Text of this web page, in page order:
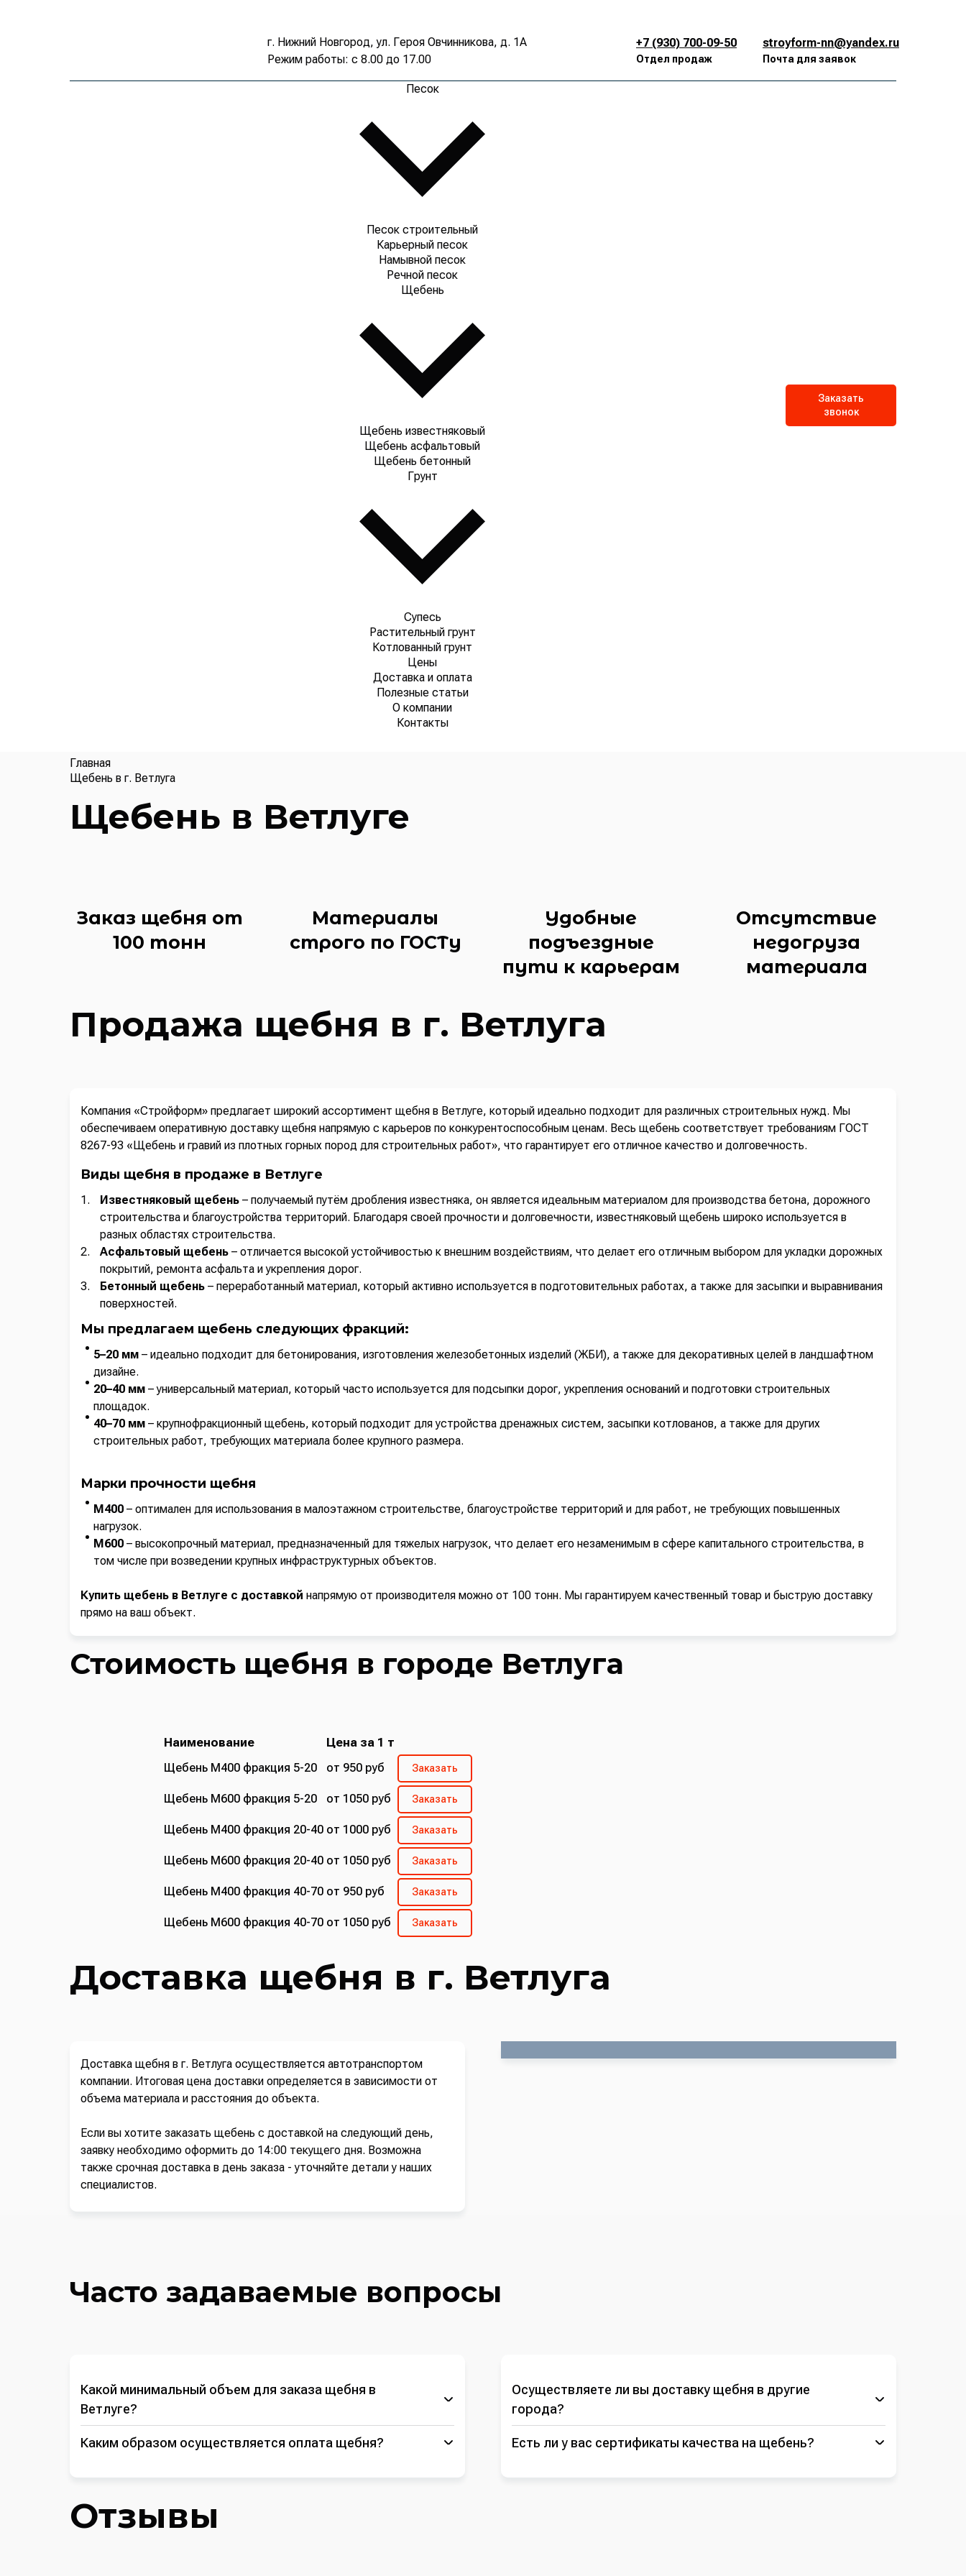
г. Нижний Новгород, ул. Героя Овчинникова, д. 1А
Режим работы: с 8.00 до 17.00
+7 (930) 700-09-50
Отдел продаж
stroyform-nn@yandex.ru
Почта для заявок
Песок
Песок строительный
Карьерный песок
Намывной песок
Речной песок
Щебень
Щебень известняковый
Щебень асфальтовый
Щебень бетонный
Грунт
Супесь
Растительный грунт
Котлованный грунт
Цены
Доставка и оплата
Полезные статьи
О компании
Контакты
Заказать
звонок
Главная
Щебень в г. Ветлуга
Щебень в Ветлуге
Заказ щебня от
100 тонн
Материалы
строго по ГОСТу
Удобные
подъездные
пути к карьерам
Отсутствие
недогруза
материала
Продажа щебня в г. Ветлуга
Компания «Стройформ» предлагает широкий ассортимент щебня в Ветлуге, который идеально подходит для различных строительных нужд. Мы
обеспечиваем оперативную доставку щебня напрямую с карьеров по конкурентоспособным ценам. Весь щебень соответствует требованиям ГОСТ
8267-93 «Щебень и гравий из плотных горных пород для строительных работ», что гарантирует его отличное качество и долговечность.
Виды щебня в продаже в Ветлуге
Известняковый щебень – получаемый путём дробления известняка, он является идеальным материалом для производства бетона, дорожного
строительства и благоустройства территорий. Благодаря своей прочности и долговечности, известняковый щебень широко используется в
разных областях строительства.
Асфальтовый щебень – отличается высокой устойчивостью к внешним воздействиям, что делает его отличным выбором для укладки дорожных
покрытий, ремонта асфальта и укрепления дорог.
Бетонный щебень – переработанный материал, который активно используется в подготовительных работах, а также для засыпки и выравнивания
поверхностей.
Мы предлагаем щебень следующих фракций:
5–20 мм – идеально подходит для бетонирования, изготовления железобетонных изделий (ЖБИ), а также для декоративных целей в ландшафтном
дизайне.
20–40 мм – универсальный материал, который часто используется для подсыпки дорог, укрепления оснований и подготовки строительных
площадок.
40–70 мм – крупнофракционный щебень, который подходит для устройства дренажных систем, засыпки котлованов, а также для других
строительных работ, требующих материала более крупного размера.
Марки прочности щебня
М400 – оптимален для использования в малоэтажном строительстве, благоустройстве территорий и для работ, не требующих повышенных
нагрузок.
М600 – высокопрочный материал, предназначенный для тяжелых нагрузок, что делает его незаменимым в сфере капитального строительства, в
том числе при возведении крупных инфраструктурных объектов.
Купить щебень в Ветлуге с доставкой напрямую от производителя можно от 100 тонн. Мы гарантируем качественный товар и быструю доставку
прямо на ваш объект.
Стоимость щебня в городе Ветлуга
Наименование Цена за 1 т
Щебень М400 фракция 5-20 от 950 руб Заказать
Щебень М600 фракция 5-20 от 1050 руб Заказать
Щебень М400 фракция 20-40 от 1000 руб Заказать
Щебень М600 фракция 20-40 от 1050 руб Заказать
Щебень М400 фракция 40-70 от 950 руб Заказать
Щебень М600 фракция 40-70 от 1050 руб Заказать
Доставка щебня в г. Ветлуга
Доставка щебня в г. Ветлуга осуществляется автотранспортом
компании. Итоговая цена доставки определяется в зависимости от
объема материала и расстояния до объекта.
Если вы хотите заказать щебень с доставкой на следующий день,
заявку необходимо оформить до 14:00 текущего дня. Возможна
также срочная доставка в день заказа - уточняйте детали у наших
специалистов.
Часто задаваемые вопросы
Какой минимальный объем для заказа щебня в
Ветлуге?
Каким образом осуществляется оплата щебня?
Осуществляете ли вы доставку щебня в другие
города?
Есть ли у вас сертификаты качества на щебень?
Отзывы